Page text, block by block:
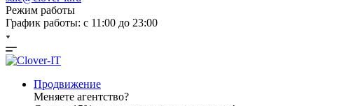
Режим работы
График работы: с 11:00 до 23:00
Продвижение
Меняете агентство?